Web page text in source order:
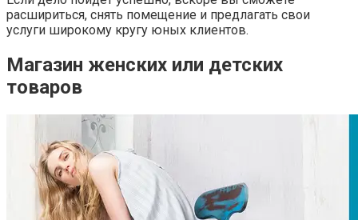
расшириться, снять помещение и предлагать свои
услуги широкому кругу юных клиентов.
Магазин женских или детских
товаров